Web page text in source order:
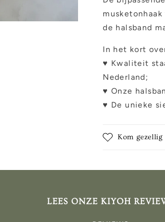
de halsband
In het kort
♥ Kwaliteit
Nederland;
♥ Onze
♥ De unieke
Kom
LEES ONZE KIYOH